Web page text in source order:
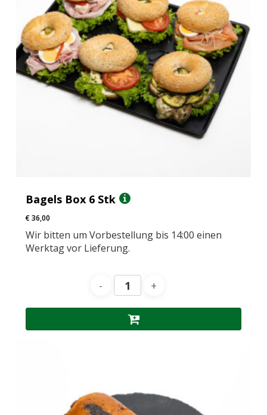
Bagels Box 6 Stk
€36,00
Wir bitten um Vorbestellung bis 14:00 einen
Werktag vor Lieferung.